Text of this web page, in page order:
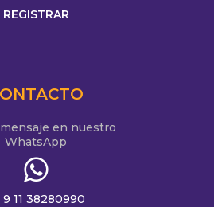
en nuestro
WhatsApp
9 11 38280990